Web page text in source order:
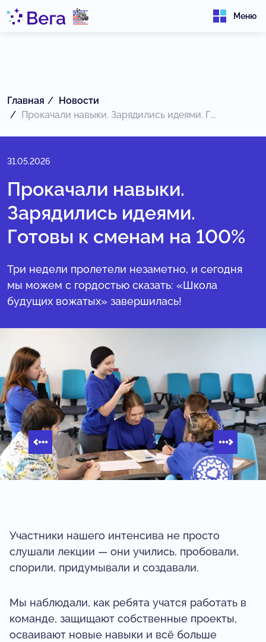
Меню
Главная
Новости
Прокачали навыки. Зарядились идеями. Г...
31.05.2026
Прокачали навыки.
Зарядились идеями.
Готовы к сменам на 100%
Три недели пролетели незаметно, и сегодня
мы можем с гордостью сказать: «Школа
будущих вожатых» завершилась!
Участники нашего интенсива не просто
слушали лекции — они учились, пробовали,
спорили, придумывали и создавали.
Мы наблюдали, как ребята учатся работать в
команде, защищают собственные проекты,
осваивают новые навыки и всё больше